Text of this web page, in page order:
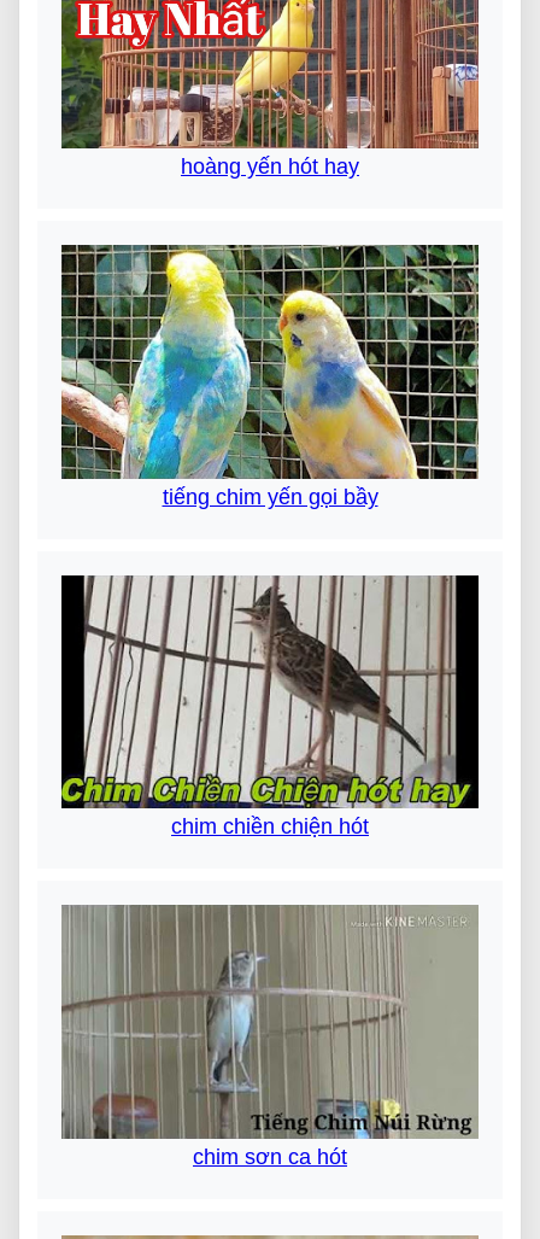
hoàng yến hót hay
tiếng chim yến gọi bầy
chim chiền chiện hót
chim sơn ca hót